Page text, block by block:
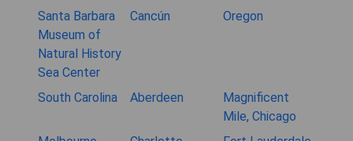
Santa Barbara
Museum of
Natural History
Sea Center
Cancún Oregon
South Carolina Aberdeen
Magnificent
Mile, Chicago